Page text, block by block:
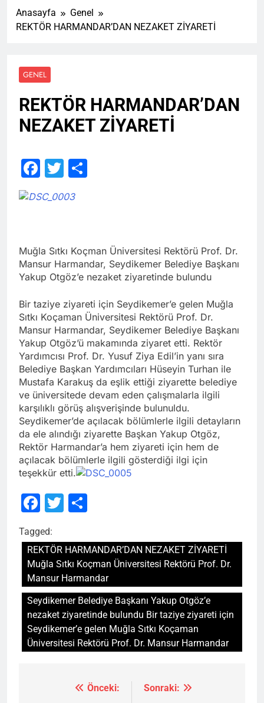
Anasayfa
Genel
REKTÖR HARMANDAR’DAN NEZAKET ZİYARETİ
GENEL
REKTÖR HARMANDAR’DAN
NEZAKET ZİYARETİ
Facebook
Twitter
Muğla Sıtkı Koçman Üniversitesi Rektörü Prof. Dr.
Mansur Harmandar, Seydikemer Belediye Başkanı
Yakup Otgöz’e nezaket ziyaretinde bulundu
Bir taziye ziyareti için Seydikemer’e gelen Muğla
Sıtkı Koçaman Üniversitesi Rektörü Prof. Dr.
Mansur Harmandar, Seydikemer Belediye Başkanı
Yakup Otgöz’ü makamında ziyaret etti. Rektör
Yardımcısı Prof. Dr. Yusuf Ziya Edil’in yanı sıra
Belediye Başkan Yardımcıları Hüseyin Turhan ile
Mustafa Karakuş da eşlik ettiği ziyarette belediye
ve üniversitede devam eden çalışmalarla ilgili
karşılıklı görüş alışverişinde bulunuldu.
Seydikemer’de açılacak bölümlerle ilgili detayların
da ele alındığı ziyarette Başkan Yakup Otgöz,
Rektör Harmandar’a hem ziyareti için hem de
açılacak bölümlerle ilgili gösterdiği ilgi için
teşekkür etti.
Facebook
Twitter
Tagged:
REKTÖR HARMANDAR’DAN NEZAKET ZİYARETİ
Muğla Sıtkı Koçman Üniversitesi Rektörü Prof. Dr.
Mansur Harmandar
Seydikemer Belediye Başkanı Yakup Otgöz’e
nezaket ziyaretinde bulundu Bir taziye ziyareti için
Seydikemer’e gelen Muğla Sıtkı Koçaman
Üniversitesi Rektörü Prof. Dr. Mansur Harmandar
Önceki:
Sonraki: